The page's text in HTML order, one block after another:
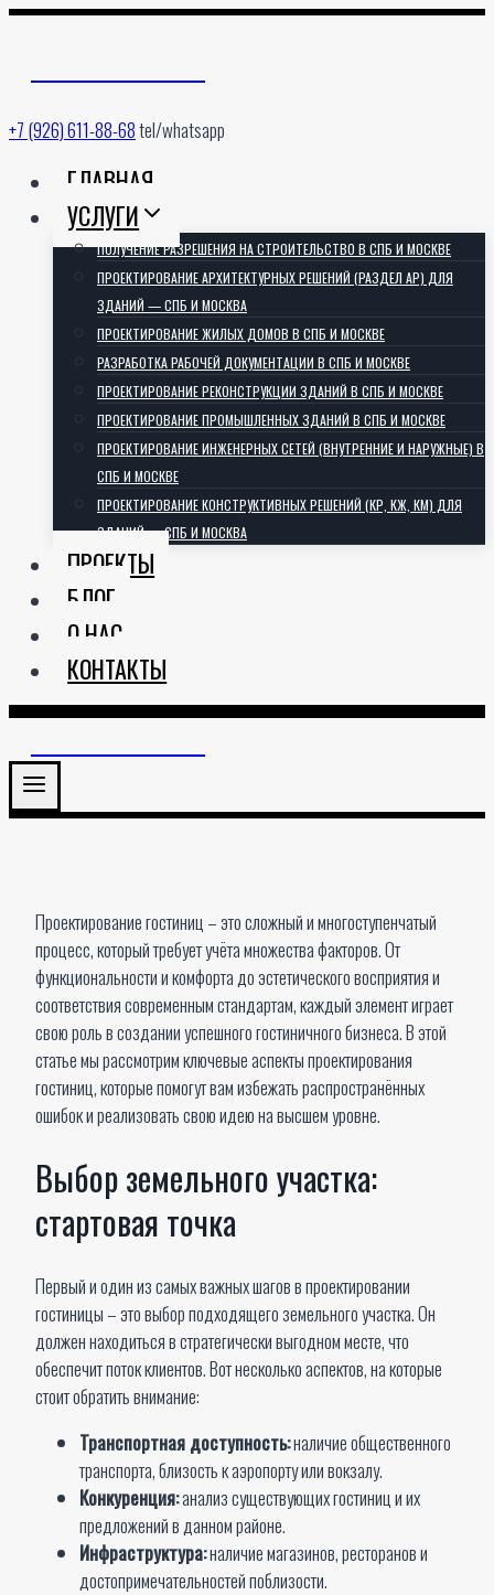
Перейти
содержимому
+7 (926) 611-88-68tel/whatsapp
ГЛАВНАЯ
УСЛУГИ
ПОЛУЧЕНИЕ РАЗРЕШЕНИЯ НА СТРОИТЕЛЬСТВО В СПБ И МОСКВЕ
ПРОЕКТИРОВАНИЕ АРХИТЕКТУРНЫХ РЕШЕНИЙ (РАЗДЕЛ АР) ДЛЯ
ЗДАНИЙ — СПБ И МОСКВА
ПРОЕКТИРОВАНИЕ ЖИЛЫХ ДОМОВ В СПБ И МОСКВЕ
РАЗРАБОТКА РАБОЧЕЙ ДОКУМЕНТАЦИИ В СПБ И МОСКВЕ
ПРОЕКТИРОВАНИЕ РЕКОНСТРУКЦИИ ЗДАНИЙ В СПБ И МОСКВЕ
ПРОЕКТИРОВАНИЕ ПРОМЫШЛЕННЫХ ЗДАНИЙ В СПБ И МОСКВЕ
ПРОЕКТИРОВАНИЕ ИНЖЕНЕРНЫХ СЕТЕЙ (ВНУТРЕННИЕ И НАРУЖНЫЕ) В
СПБ И МОСКВЕ
ПРОЕКТИРОВАНИЕ КОНСТРУКТИВНЫХ РЕШЕНИЙ (КР, КЖ, КМ) ДЛЯ
ЗДАНИЙ — СПБ И МОСКВА
ПРОЕКТЫ
БЛОГ
О НАС
КОНТАКТЫ
Проектирование гостиниц – это сложный и многоступенчатый
процесс, который требует учёта множества факторов. От
функциональности и комфорта до эстетического восприятия и
соответствия современным стандартам, каждый элемент играет
свою роль в создании успешного гостиничного бизнеса. В этой
статье мы рассмотрим ключевые аспекты проектирования
гостиниц, которые помогут вам избежать распространённых
ошибок и реализовать свою идею на высшем уровне.
Выбор земельного участка:
стартовая точка
Первый и один из самых важных шагов в проектировании
гостиницы – это выбор подходящего земельного участка. Он
должен находиться в стратегически выгодном месте, что
обеспечит поток клиентов. Вот несколько аспектов, на которые
стоит обратить внимание:
Транспортная доступность:наличие общественного
транспорта, близость к аэропорту или вокзалу.
Конкуренция:анализ существующих гостиниц и их
предложений в данном районе.
Инфраструктура:наличие магазинов, ресторанов и
достопримечательностей поблизости.